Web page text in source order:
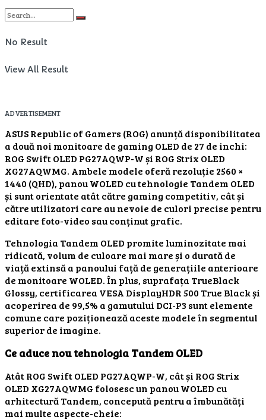
No Result
View All Result
ADVERTISEMENT
ASUS Republic of Gamers (ROG) anunță disponibilitatea
a două noi monitoare de gaming OLED de 27 de inchi:
ROG Swift OLED PG27AQWP-W și ROG Strix OLED
XG27AQWMG. Ambele modele oferă rezoluție 2560 ×
1440 (QHD), panou WOLED cu tehnologie Tandem OLED
și sunt orientate atât către gaming competitiv, cât și
către utilizatori care au nevoie de culori precise pentru
editare foto-video sau conținut grafic.
Tehnologia Tandem OLED promite luminozitate mai
ridicată, volum de culoare mai mare și o durată de
viață extinsă a panoului față de generațiile anterioare
de monitoare WOLED. În plus, suprafața TrueBlack
Glossy, certificarea VESA DisplayHDR 500 True Black și
acoperirea de 99,5% a gamutului DCI-P3 sunt elemente
comune care poziționează aceste modele în segmentul
superior de imagine.
Ce aduce nou tehnologia Tandem OLED
Atât ROG Swift OLED PG27AQWP-W, cât și ROG Strix
OLED XG27AQWMG folosesc un panou WOLED cu
arhitectură Tandem, concepută pentru a îmbunătăți
mai multe aspecte-cheie: